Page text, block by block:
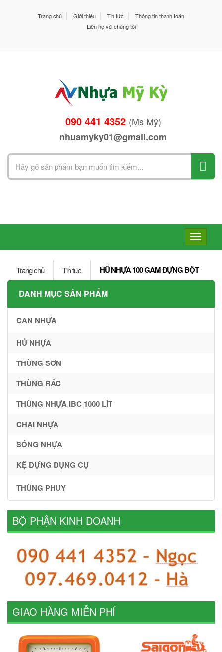
Trang chủ Giới thiệu Tin tức
Thông tin thanh toán
Liên hệ với chúng tôi
090 441 4352 (Ms Mỹ)
nhuamyky01@gmail.com
Search
for:
Toggle
navigation
Trang chủ Tin tức HŨ NHỰA 100 GAM ĐỰNG BỘT
DANH MỤC SẢN PHẨM
CAN NHỰA
HỦ NHỰA
THÙNG SƠN
THÙNG RÁC
THÙNG NHỰA IBC 1000 LÍT
CHAI NHỰA
SÓNG NHỰA
KỆ ĐỰNG DỤNG CỤ
THÙNG PHUY
BỘ PHẬN KINH DOANH
GIAO HÀNG MIỄN PHÍ